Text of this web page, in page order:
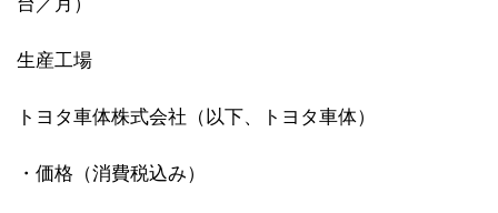
生産工場
トヨタ車体株式会社（以下、トヨタ車体）
・価格（消費税込み）